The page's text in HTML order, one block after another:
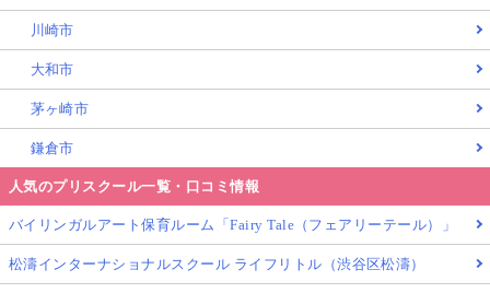
川崎市
大和市
茅ヶ崎市
鎌倉市
人気のプリスクール一覧・口コミ情報
バイリンガルアート保育ルーム「Fairy Tale（フェアリーテール）」
松濤インターナショナルスクール ライフリトル（渋谷区松濤）